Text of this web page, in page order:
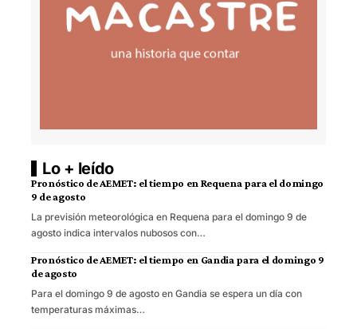
Lo + leído
Pronóstico de AEMET: el tiempo en Requena para el domingo
9 de agosto
La previsión meteorológica en Requena para el domingo 9 de
agosto indica intervalos nubosos con…
Pronóstico de AEMET: el tiempo en Gandia para el domingo 9
de agosto
Para el domingo 9 de agosto en Gandia se espera un día con
temperaturas máximas…